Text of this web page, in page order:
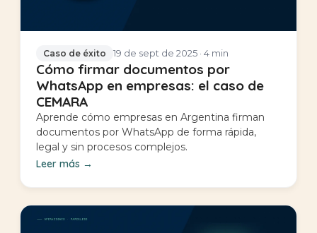
Caso de éxito 19 de sept de 2025 · 4 min
Cómo firmar documentos por
WhatsApp en empresas: el caso de
CEMARA
Aprende cómo empresas en Argentina firman
documentos por WhatsApp de forma rápida,
legal y sin procesos complejos.
Leer más →